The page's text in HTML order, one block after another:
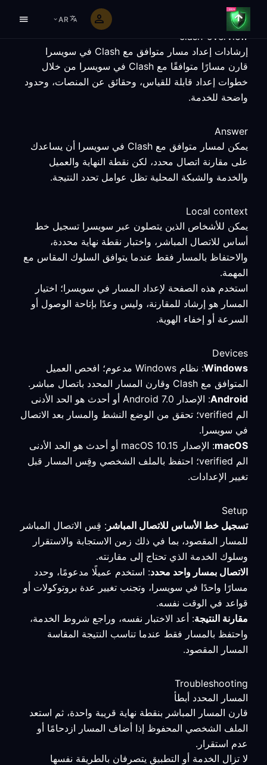
AR
clash-overview
إرشادات إعداد مسار متوافق مع Clash في سويسرا
قارن مسارًا متوافقًا مع Clash في سويسرا من خلال
خطوات إعداد قابلة للقياس، وحقائق عن المنصات، وحدود
واضحة للخدمة.
Answer
يمكن لمسار متوافق مع Clash في سويسرا أن يساعدك
على مقارنة اتصال محدد، لكن نقطة النهاية والعميل
والخدمة والشبكة المحلية تظل عوامل تحدد النتيجة.
Local context
يمكن للأشخاص الذين يتصلون عبر سويسرا تسجيل خط
أساس للاتصال المباشر، واختبار نقطة نهاية محددة،
والاحتفاظ بالمسار فقط عندما يتوافق السلوك المقاس مع
المهمة.
استخدم هذه الصفحة لإعداد المسار في سويسرا؛ اختيار
المسار هو إرشاد للمقارنة، وليس وعدًا بإتاحة الوصول أو
السرعة أو إخفاء الهوية.
Devices
Windows
: نظام Windows مدعوم؛ افحص العميل
المتوافق مع Clash وقارن المسار المحدد باتصال مباشر.
Android
: الإصدار Android 7.0 أو أحدث هو الحد الأدنى
الم verified؛ تحقق من الوضع النشط والمسار بعد الاتصال
في سويسرا.
macOS
: الإصدار macOS 10.15 أو أحدث هو الحد الأدنى
الم verified؛ احتفظ بالملف الشخصي وقِس المسار قبل
تغيير الإعدادات.
Setup
تسجيل خط الأساس للاتصال المباشر : قِس الاتصال المباشر
للمسار المقصود، بما في ذلك زمن الاستجابة والاستقرار
وسلوك الخدمة الذي تحتاج إلى مقارنته.
الاتصال بمسار واحد محدد: استخدم عميلًا مدعومًا، وحدد
مسارًا واحدًا في سويسرا، وتجنب تغيير عدة بروتوكولات أو
قواعد في الوقت نفسه.
مقارنة النتيجة: أعد الاختبار نفسه، وراجع شروط الخدمة،
واحتفظ بالمسار فقط عندما تناسب النتيجة المقاسة
المسار المقصود.
Troubleshooting
المسار المحدد أبطأ
قارن المسار المباشر بنقطة نهاية قريبة واحدة، ثم استعد
الملف الشخصي المحفوظ إذا أضاف المسار ازدحامًا أو
عدم استقرار.
لا تزال الخدمة أو التطبيق يتصرفان بالطريقة نفسها